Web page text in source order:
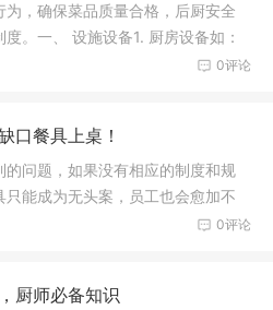
，确保菜品质量合格，后厨安全
。一、 设施设备1. 厨房设备如：
0评论
口餐具上桌！
问题，如果没有相应的制度和规
能成为无头案，员工也会愈加不
0评论
厨师必备知识